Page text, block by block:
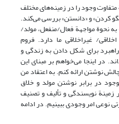
وجود را در زمینه‌های مختلف
کردن» و «دانستن» بررسی می‌کند.
نحوة مواجهة فعال/منفعل، مولد/
غیراخلاقی ما دارد. فروم
برای شکل دادن به زندگی و
در اینجا می‌خواهم بر مبنای این
نوشتن ارائه کنم. به اعتقاد من
در برابر نوشتن مولد و خلاق
نویسندگی و تألیف و تصنیف
نوعی امر وجودی ببینیم. در ادامه